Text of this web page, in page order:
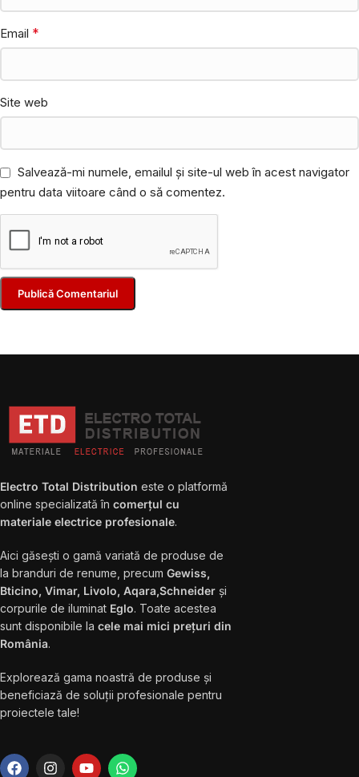
Email *
Site web
Salvează-mi numele, emailul și site-ul web în acest navigator
pentru data viitoare când o să comentez.
Electro Total Distribution este o platformă
online specializată în comerțul cu
materiale electrice profesionale.
Aici găsești o gamă variată de produse de
la branduri de renume, precum Gewiss,
Bticino, Vimar, Livolo, Aqara,Schneider și
corpurile de iluminat Eglo. Toate acestea
sunt disponibile la cele mai mici prețuri din
România.
Explorează gama noastră de produse și
beneficiază de soluții profesionale pentru
proiectele tale!